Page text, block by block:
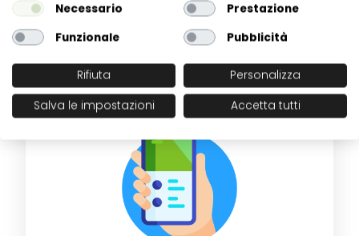
Necessario
Prestazione
Funzionale
Pubblicità
Rifiuta
Personalizza
Salva le impostazioni
Accetta tutti